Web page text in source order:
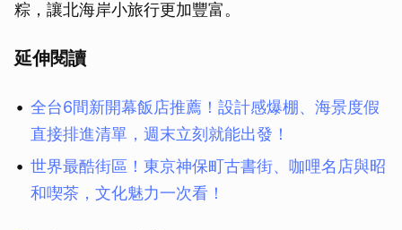
粽，讓北海岸小旅行更加豐富。
延伸閱讀
全台6間新開幕飯店推薦！設計感爆棚、海景度假
直接排進清單，週末立刻就能出發！
世界最酷街區！東京神保町古書街、咖哩名店與昭
和喫茶，文化魅力一次看！